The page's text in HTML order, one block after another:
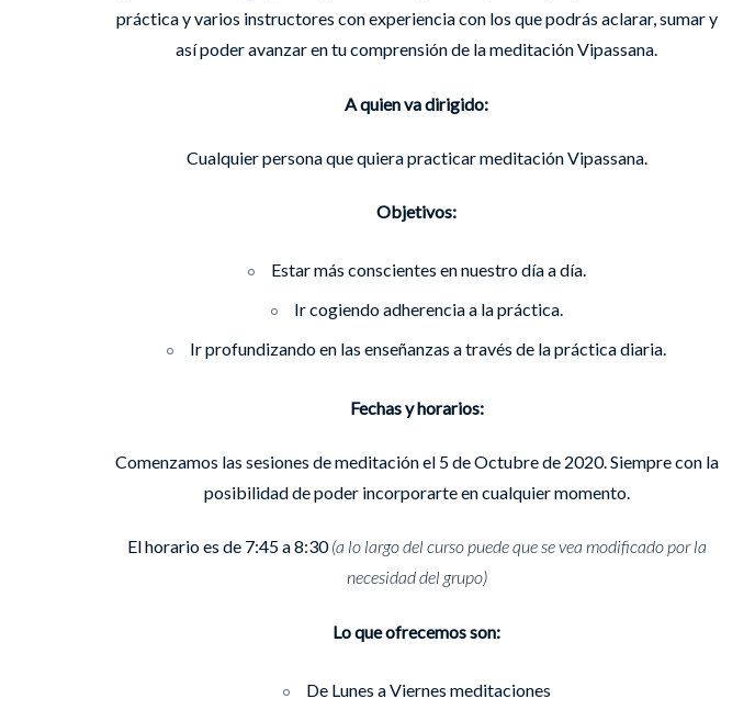
práctica y varios instructores con experiencia con los que podrás aclarar, sumar y
así poder avanzar en tu comprensión de la meditación Vipassana.
A quien va dirigido:
Cualquier persona que quiera practicar meditación Vipassana.
Objetivos:
Estar más conscientes en nuestro día a día.
Ir cogiendo adherencia a la práctica.
Ir profundizando en las enseñanzas a través de la práctica diaria.
Fechas y horarios:
Comenzamos las sesiones de meditación el 5 de Octubre de 2020. Siempre con la
posibilidad de poder incorporarte en cualquier momento.
El horario es de 7:45 a 8:30(a lo largo del curso puede que se vea modificado por la
necesidad del grupo)
Lo que ofrecemos son:
De Lunes a Viernes meditaciones